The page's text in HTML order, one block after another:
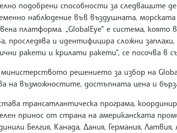
подобрени способности за следващите
наблюдение във въздушната,
платформа. „GlobalEye“ е система, която
проследява и идентифицира сложни
ракети и крилати ракети“, се посочва в
решението за избор на
на възможностите, достъпната цена и
трансатлантическа програма,
принос от страна на американската
Белгия, Канада, Дания, Германия,